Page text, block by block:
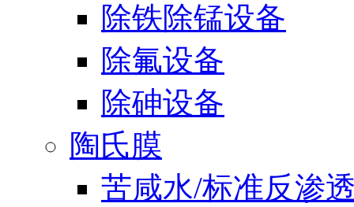
除铁除锰设备
除氟设备
除砷设备
陶氏膜
苦咸水/标准反渗